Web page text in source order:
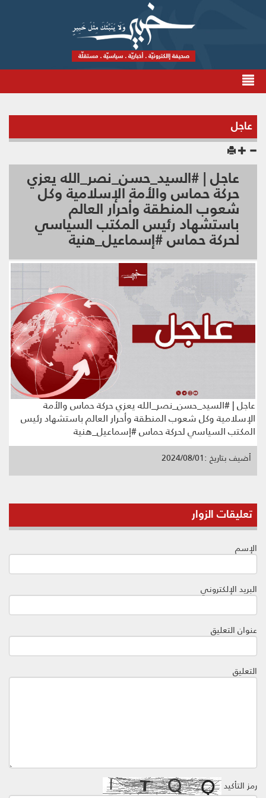
عاجل
عاجل | #السيد_حسن_نصر_الله يعزي
حركة حماس والأمة الإسلامية وكل
شعوب المنطقة وأحرار العالم
باستشهاد رئيس المكتب السياسي
لحركة حماس #إسماعيل_هنية
عاجل | #السيد_حسن_نصر_الله يعزي حركة حماس والأمة
الإسلامية وكل شعوب المنطقة وأحرار العالم باستشهاد رئيس
المكتب السياسي لحركة حماس #إسماعيل_هنية
أضيف بتاريخ :2024/08/01
تعليقات الزوار
الإسم
البريد الإلكتروني
عنوان التعليق
التعليق
رمز التأكيد